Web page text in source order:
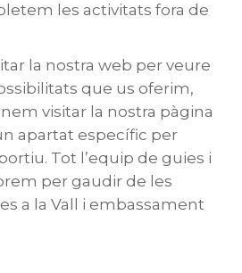
les activitats fora de
la nostra web per veure
que us oferim,
visitar la nostra pàgina
apartat específic per
Tot l’equip de guies i
per gaudir de les
a la Vall i embassament